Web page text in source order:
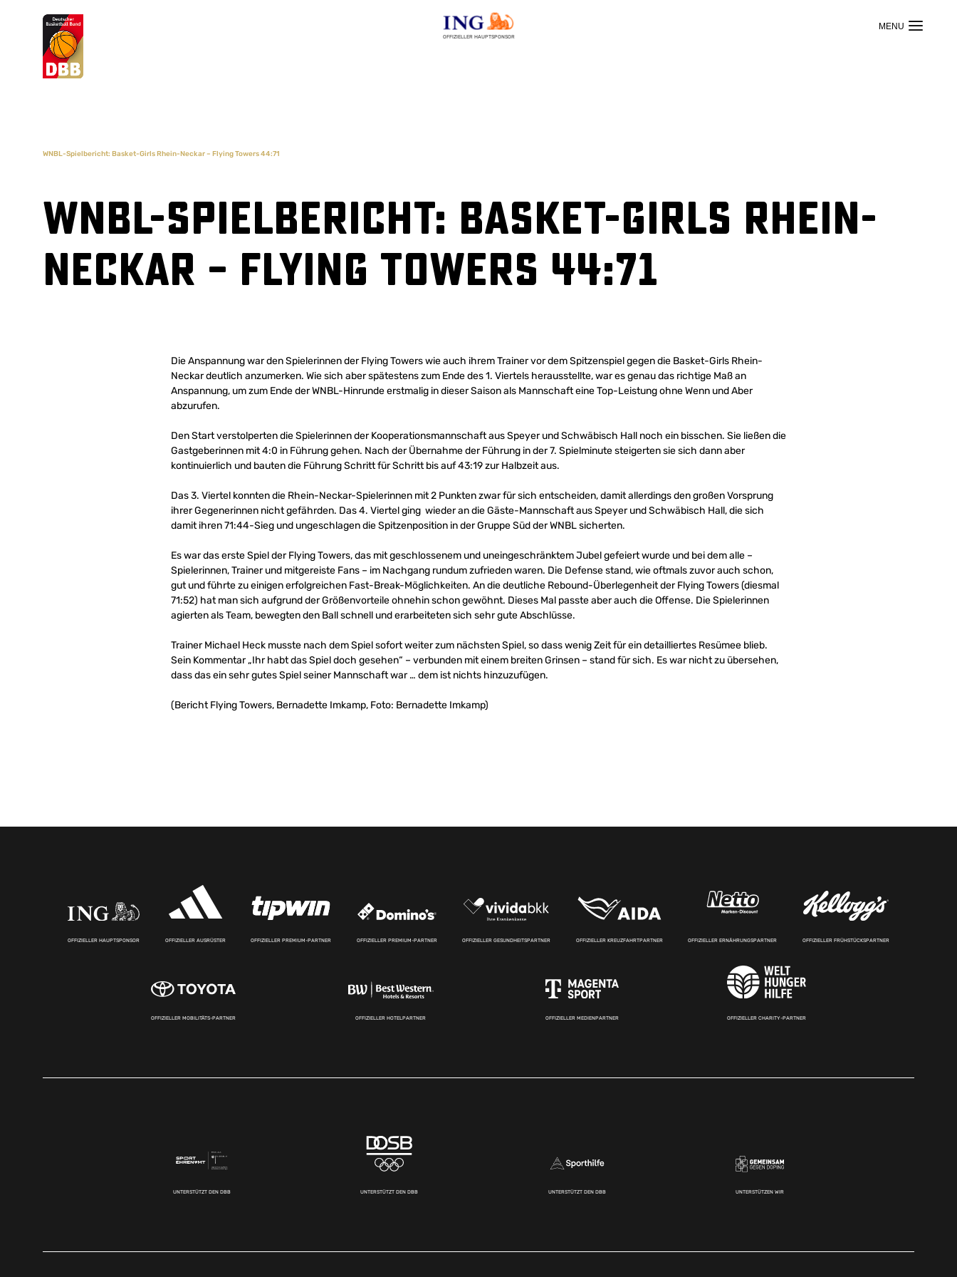
OFFIZIELLER HAUPTSPONSOR
Suchvorschläge
WNBL-Spielbericht: Basket-Girls Rhein-Neckar – Flying Towers 44:71
WNBL-Spielbericht: Basket-Girls Rhein-
Neckar – Flying Towers 44:71
Die Anspannung war den Spielerinnen der Flying Towers wie auch ihrem Trainer vor dem Spitzenspiel gegen die Basket-Girls Rhein-
Neckar deutlich anzumerken. Wie sich aber spätestens zum Ende des 1. Viertels herausstellte, war es genau das richtige Maß an
Anspannung, um zum Ende der WNBL-Hinrunde erstmalig in dieser Saison als Mannschaft eine Top-Leistung ohne Wenn und Aber
abzurufen.
Den Start verstolperten die Spielerinnen der Kooperationsmannschaft aus Speyer und Schwäbisch Hall noch ein bisschen. Sie ließen die
Gastgeberinnen mit 4:0 in Führung gehen. Nach der Übernahme der Führung in der 7. Spielminute steigerten sie sich dann aber
kontinuierlich und bauten die Führung Schritt für Schritt bis auf 43:19 zur Halbzeit aus.
Das 3. Viertel konnten die Rhein-Neckar-Spielerinnen mit 2 Punkten zwar für sich entscheiden, damit allerdings den großen Vorsprung
ihrer Gegenerinnen nicht gefährden. Das 4. Viertel ging wieder an die Gäste-Mannschaft aus Speyer und Schwäbisch Hall, die sich
damit ihren 71:44-Sieg und ungeschlagen die Spitzenposition in der Gruppe Süd der WNBL sicherten.
Es war das erste Spiel der Flying Towers, das mit geschlossenem und uneingeschränktem Jubel gefeiert wurde und bei dem alle –
Spielerinnen, Trainer und mitgereiste Fans – im Nachgang rundum zufrieden waren. Die Defense stand, wie oftmals zuvor auch schon,
gut und führte zu einigen erfolgreichen Fast-Break-Möglichkeiten. An die deutliche Rebound-Überlegenheit der Flying Towers (diesmal
71:52) hat man sich aufgrund der Größenvorteile ohnehin schon gewöhnt. Dieses Mal passte aber auch die Offense. Die Spielerinnen
agierten als Team, bewegten den Ball schnell und erarbeiteten sich sehr gute Abschlüsse.
Trainer Michael Heck musste nach dem Spiel sofort weiter zum nächsten Spiel, so dass wenig Zeit für ein detailliertes Resümee blieb.
Sein Kommentar „Ihr habt das Spiel doch gesehen“ – verbunden mit einem breiten Grinsen – stand für sich. Es war nicht zu übersehen,
dass das ein sehr gutes Spiel seiner Mannschaft war … dem ist nichts hinzuzufügen.
(Bericht Flying Towers, Bernadette Imkamp, Foto: Bernadette Imkamp)
OFFIZIELLER HAUPTSPONSOR OFFIZIELLER AUSRÜSTER OFFIZIELLER PREMIUM-PARTNER OFFIZIELLER PREMIUM-PARTNER OFFIZIELLER GESUNDHEITSPARTNER OFFIZIELLER KREUZFAHRTPARTNER OFFIZIELLER ERNÄHRUNGSPARTNER OFFIZIELLER FRÜHSTÜCKSPARTNER
OFFIZIELLER MOBILITÄTS-PARTNER OFFIZIELLER HOTELPARTNER OFFIZIELLER MEDIENPARTNER OFFIZIELLER CHARITY-PARTNER
UNTERSTÜTZT DEN DBB UNTERSTÜTZT DEN DBB UNTERSTÜTZT DEN DBB UNTERSTÜTZEN WIR